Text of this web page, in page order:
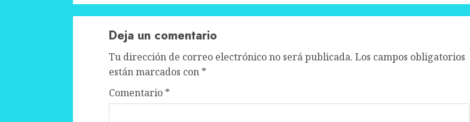
Deja un comentario
Tu dirección de correo electrónico no será publicada. Los campos obligatorios
están marcados con *
Comentario *